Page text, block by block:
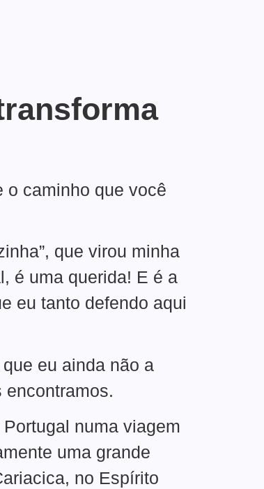
o caminho que você
que virou minha
é uma querida! E é a
eu tanto defendo aqui
eu ainda não a
numa viagem
uma grande
no Espírito